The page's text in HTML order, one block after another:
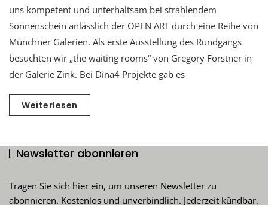
uns kompetent und unterhaltsam bei strahlendem
Sonnenschein anlässlich der OPEN ART durch eine Reihe von
Münchner Galerien. Als erste Ausstellung des Rundgangs
besuchten wir „the waiting rooms“ von Gregory Forstner in
der Galerie Zink. Bei Dina4 Projekte gab es
Weiterlesen
Newsletter abonnieren
Tragen Sie sich hier ein, um unseren Newsletter zu
abonnieren. Kostenlos und unverbindlich. Jederzeit kündbar.